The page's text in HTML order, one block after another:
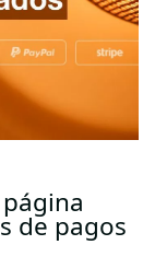
de pagos